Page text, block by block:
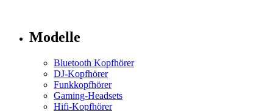
Modelle
Bluetooth Kopfhörer
DJ-Kopfhörer
Funkkopfhörer
Gaming-Headsets
Hifi-Kopfhörer